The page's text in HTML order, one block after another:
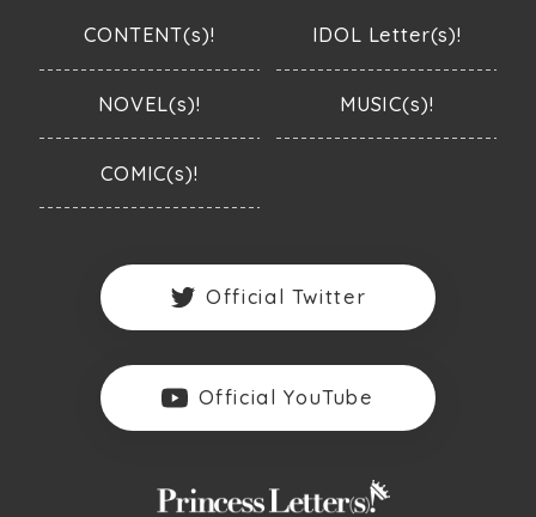
CONTENT(s)! IDOL Letter(s)!
NOVEL(s)! MUSIC(s)!
COMIC(s)!
Official Twitter
Official YouTube